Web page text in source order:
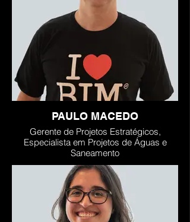
PAULO MACEDO
Gerente de Projetos Estratégicos,
Especialista em Projetos de Águas e
Saneamento